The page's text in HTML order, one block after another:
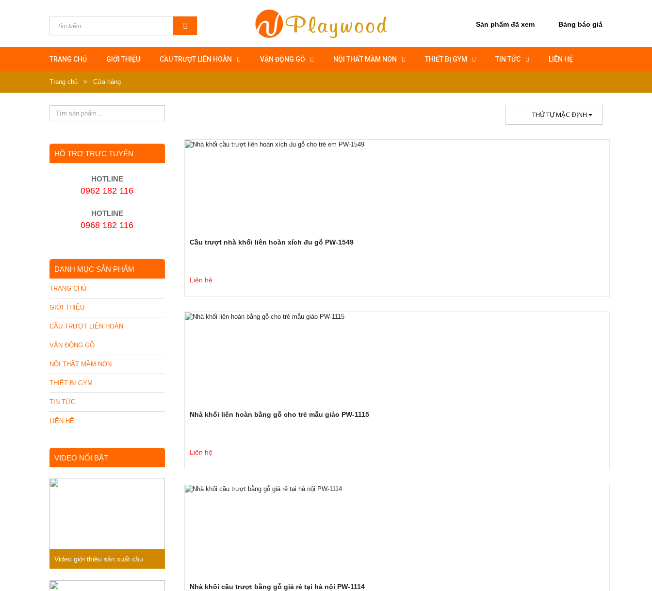
Sản phẩm đã xem Bảng báo giá
TRANG CHỦ GIỚI THIỆU CẦU TRƯỢT LIÊN HOÀN VẬN ĐỘNG GỖ NỘI THẤT MẦM NON THIẾT BỊ GYM TIN TỨC LIÊN HỆ
Trang chủ > Cửa hàng
THỨ TỰ MẶC ĐỊNH
Cầu trượt nhà khối liên hoàn xích đu gỗ PW-1549
Liên hệ
Nhà khối liên hoàn bằng gỗ cho trẻ mẫu giáo PW-1115
Liên hệ
Nhà khối cầu trượt bằng gỗ giá rẻ tại hà nội PW-1114
HỖ TRỢ TRỰC TUYẾN
HOTLINE
0962 182 116
HOTLINE
0968 182 116
DANH MỤC SẢN PHẨM
TRANG CHỦ
GIỚI THIỆU
CẦU TRƯỢT LIÊN HOÀN
VẬN ĐỘNG GỖ
NỘI THẤT MẦM NON
THIẾT BỊ GYM
TIN TỨC
LIÊN HỆ
VIDEO NỔI BẬT
Video giới thiệu sản xuất cầu